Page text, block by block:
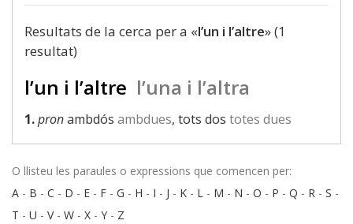
Resultats de la cerca per a «l’un i l’altre» (1
resultat)
l’un i l’altre l’una i l’altra
1.pronambdós ambdues, tots dos totes dues
O llisteu les paraules o expressions que comencen per:
A - B - C - D - E - F - G - H - I - J - K - L - M - N - O - P - Q - R - S -
T - U - V- W - X - Y - Z